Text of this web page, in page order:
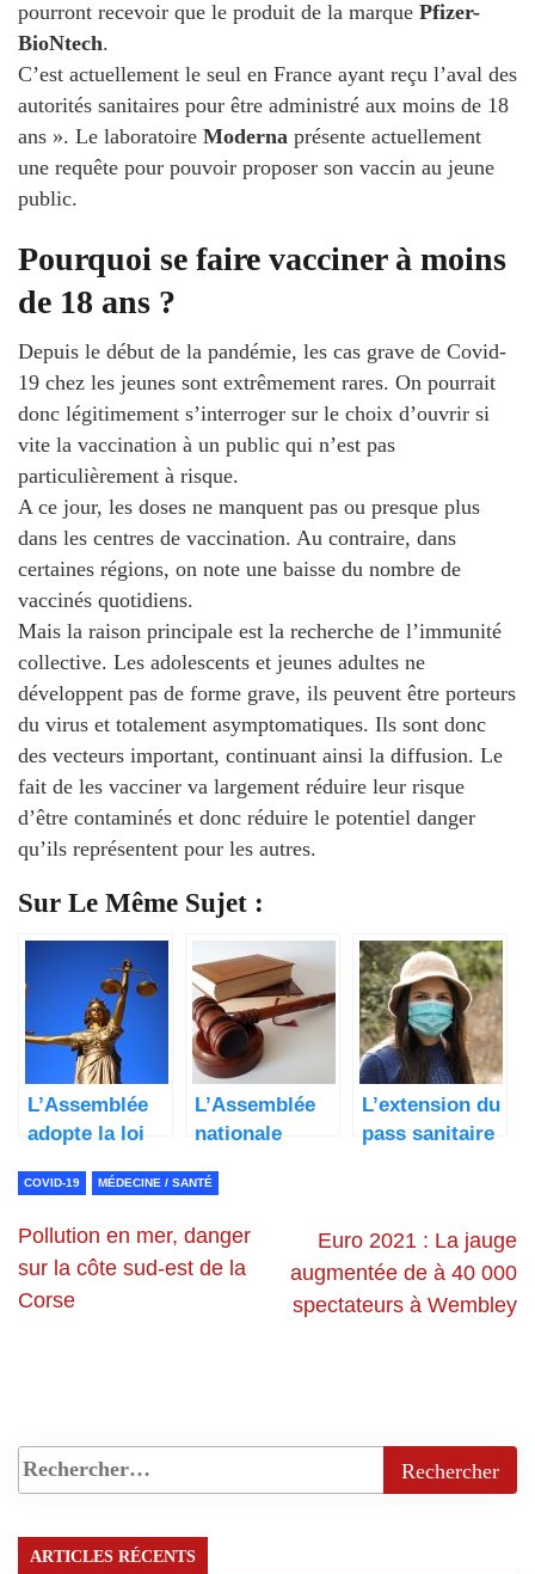
pourront recevoir que le produit de la marque Pfizer-
BioNtech.
C’est actuellement le seul en France ayant reçu l’aval des
autorités sanitaires pour être administré aux moins de 18
ans ». Le laboratoire Moderna présente actuellement
une requête pour pouvoir proposer son vaccin au jeune
public.
Pourquoi se faire vacciner à moins
de 18 ans ?
Depuis le début de la pandémie, les cas grave de Covid-
19 chez les jeunes sont extrêmement rares. On pourrait
donc légitimement s’interroger sur le choix d’ouvrir si
vite la vaccination à un public qui n’est pas
particulièrement à risque.
A ce jour, les doses ne manquent pas ou presque plus
dans les centres de vaccination. Au contraire, dans
certaines régions, on note une baisse du nombre de
vaccinés quotidiens.
Mais la raison principale est la recherche de l’immunité
collective. Les adolescents et jeunes adultes ne
développent pas de forme grave, ils peuvent être porteurs
du virus et totalement asymptomatiques. Ils sont donc
des vecteurs important, continuant ainsi la diffusion. Le
fait de les vacciner va largement réduire leur risque
d’être contaminés et donc réduire le potentiel danger
qu’ils représentent pour les autres.
Sur Le Même Sujet :
L’Assemblée
adopte la loi
de non
à 15 ans
L’Assemblée
nationale
de non-
à de 15 ans
L’extension du
pass sanitaire
aujourd’hui
COVID-19 MÉDECINE / SANTÉ
Pollution en mer, danger
sur la côte sud-est de la
Corse
Euro 2021 : La jauge
augmentée de à 40 000
spectateurs à Wembley
ARTICLES RÉCENTS